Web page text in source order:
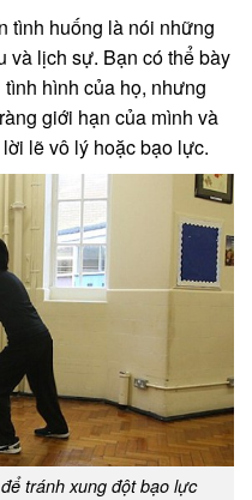
tình huống là nói những
và lịch sự. Bạn có thể bày
hình của họ, nhưng
giới hạn của mình và
lẽ vô lý hoặc bạo lực.
tránh xung đột bạo lực